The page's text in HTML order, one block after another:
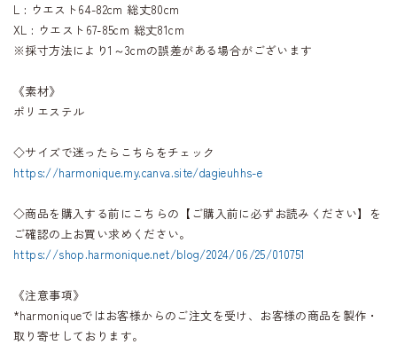
L : ウエスト64-82cm 総丈80cm
XL : ウエスト67-85cm 総丈81cm
※採寸方法により1～3cmの誤差がある場合がございます
《素材》
ポリエステル
◇サイズで迷ったらこちらをチェック
https://harmonique.my.canva.site/dagieuhhs-e
◇商品を購入する前にこちらの【ご購入前に必ずお読みください】を
ご確認の上お買い求めください。
https://shop.harmonique.net/blog/2024/06/25/010751
《注意事項》
*harmoniqueではお客様からのご注文を受け、お客様の商品を製作・
取り寄せしております。